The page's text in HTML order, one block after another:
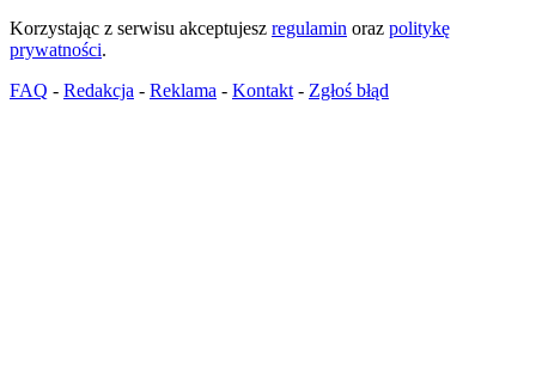
Korzystając z serwisu akceptujesz regulamin oraz politykę
prywatności.
FAQ - Redakcja - Reklama - Kontakt - Zgłoś błąd